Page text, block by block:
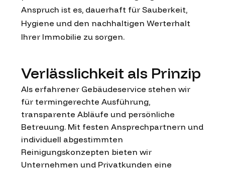
Anspruch ist es, dauerhaft für Sauberkeit,
Hygiene und den nachhaltigen Werterhalt
Ihrer Immobilie zu sorgen.
Verlässlichkeit als Prinzip
Als erfahrener Gebäudeservice stehen wir
für termingerechte Ausführung,
transparente Abläufe und persönliche
Betreuung. Mit festen Ansprechpartnern und
individuell abgestimmten
Reinigungskonzepten bieten wir
Unternehmen und Privatkunden eine